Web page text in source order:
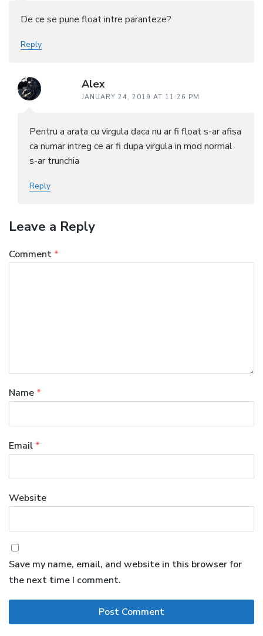
De ce se pune float intre paranteze?
Reply
Alex
JANUARY 24, 2019 AT 11:26 PM
Pentru a arata cu virgula daca nu ar fi float s-ar afisa
ca numar intreg ce ar fi dupa virgula in mod normal
s-ar trunchia
Reply
Leave a Reply
Comment *
Name *
Email *
Website
Save my name, email, and website in this browser for
the next time I comment.